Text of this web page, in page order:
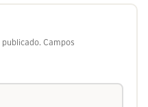
Campos